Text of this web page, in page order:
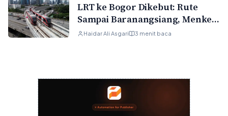
LRT ke Bogor Dikebut: Rute
Sampai Baranangsiang, Menkeu
Siapkan Skema Pinjaman
Haidar Ali Asgari 3 menit baca